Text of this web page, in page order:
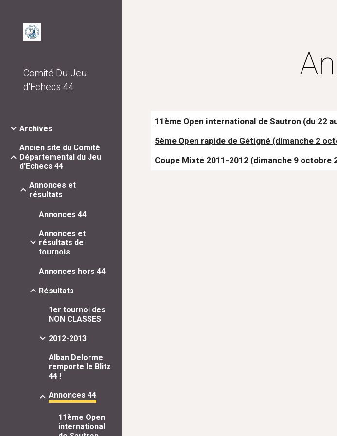
Comité Du Jeu
d'Echecs 44
Archives
Ancien site du Comité
Départemental du Jeu
d'Echecs 44
Annonces et
résultats
Annonces 44
Annonces et
résultats de
tournois
Annonces hors 44
Résultats
1er tournoi des
NON CLASSES
2012-2013
Alban Delorme
remporte le Blitz
44 !
Annonces 44
11ème Open
international
11ème Open international de Sautron (du 22
5ème Open rapide de Gétigné (dimanche 2
Coupe Mixte 2011-2012 (dimanche 9 octobre